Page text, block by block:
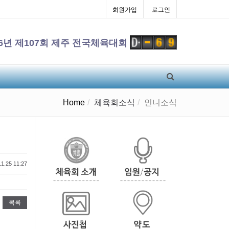
회원가입 로그인
년 제107회 제주 전국체육대회
Home 체육회소식 인니소식
11:27
목록